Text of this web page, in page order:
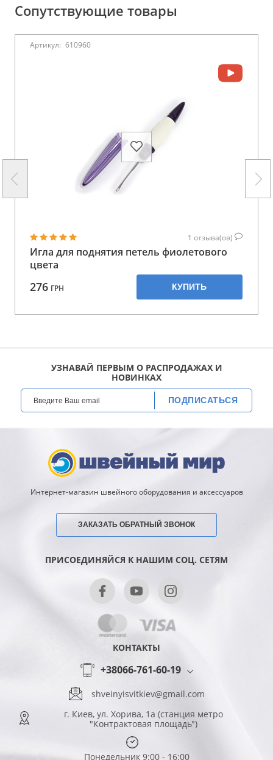
Сопутствующие товары
Артикул: 610960
1 отзыва(ов)
Игла для поднятия петель фиолетового
цвета
276 ГРН КУПИТЬ
УЗНАВАЙ ПЕРВЫМ О РАСПРОДАЖАХ И
НОВИНКАХ
ПОДПИСАТЬСЯ
Интернет-магазин швейного оборудования и аксессуаров
ЗАКАЗАТЬ ОБРАТНЫЙ ЗВОНОК
ПРИСОЕДИНЯЙСЯ К НАШИМ СОЦ. СЕТЯМ
КОНТАКТЫ
+38066-761-60-19
shveinyisvitkiev@gmail.com
г. Киев, ул. Хорива, 1а (станция метро
"Контрактовая площадь")
Понедельник 9:00 - 16:00